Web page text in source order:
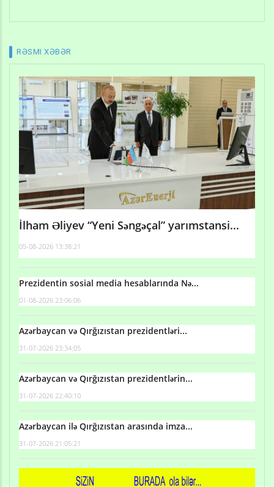
RƏSMI XƏBƏR
İlham Əliyev “Yeni Səngəçal” yarımstansi...
05-08-2026 13:38:21
Prezidentin sosial media hesablarında Nə...
01-08-2026 23:06:06
Azərbaycan və Qırğızıstan prezidentləri...
31-07-2026 23:34:05
Azərbaycan və Qırğızıstan prezidentlərin...
31-07-2026 22:40:10
Azərbaycan ilə Qırğızıstan arasında imza...
31-07-2026 21:05:21